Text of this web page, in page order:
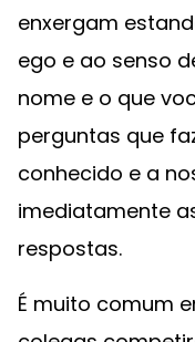
enxergam
ego e ao senso
nome e o que
perguntas que
conhecido e a
imediatamente
respostas.
É muito comum